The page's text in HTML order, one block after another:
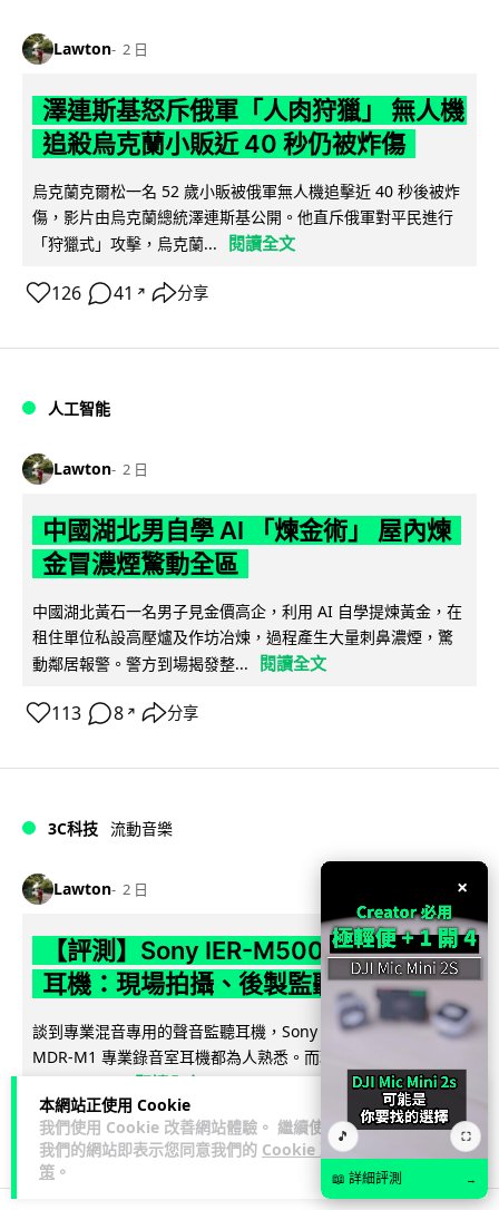
本網站正使用 Cookie
我們使用 Cookie 改善網站體驗。 繼續使用
我們的網站即表示您同意我們的 Cookie 政
策 。
Lawton 2 日
澤連斯基怒斥俄軍「人肉狩獵」 無人機
追殺烏克蘭小販近 40 秒仍被炸傷
烏克蘭克爾松一名 52 歲小販被俄軍無人機追擊近 40 秒後被炸
傷，影片由烏克蘭總統澤連斯基公開。他直斥俄軍對平民進行
「狩獵式」攻擊，烏克蘭...
閱讀全文
126 41 ↗ 分享
人工智能
Lawton 2 日
中國湖北男自學 AI 「煉金術」 屋內煉
金冒濃煙驚動全區
中國湖北黃石一名男子見金價高企，利用 AI 自學提煉黃金，在
租住單位私設高壓爐及作坊冶煉，過程產生大量刺鼻濃煙，驚
動鄰居報警。警方到場揭發整...
閱讀全文
113 8 ↗ 分享
3C科技 流動音樂
Lawton 2 日 89
【評測】Sony IER-M500 入耳式監聽
耳機：現場拍攝、後製監聽與人聲利器
談到專業混音專用的聲音監聽耳機，Sony 經典 MDR-7506 到
MDR-M1 專業錄音室耳機都為人熟悉。而現在舞台製作者與創
意影像製作... 閱讀全文
39 5 ↗ 分享
×
🎵 ⛶
📖 詳細評測 →